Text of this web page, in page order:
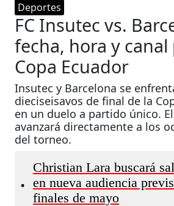
Deportes
FC Insutec vs.
fecha, hora y canal
Copa Ecuador
Insutec y Barcelona se
dieciseisavos de final de la
en un duelo a partido único.
avanzará directamente a los
del torneo.
•
Christian Lara buscará
en nueva audiencia
finales de mayo